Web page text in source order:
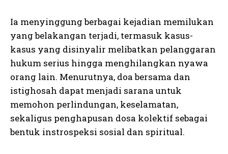
Ia menyinggung berbagai kejadian memilukan
yang belakangan terjadi, termasuk kasus-
kasus yang disinyalir melibatkan pelanggaran
hukum serius hingga menghilangkan nyawa
orang lain. Menurutnya, doa bersama dan
istighosah dapat menjadi sarana untuk
memohon perlindungan, keselamatan,
sekaligus penghapusan dosa kolektif sebagai
bentuk instrospeksi sosial dan spiritual.